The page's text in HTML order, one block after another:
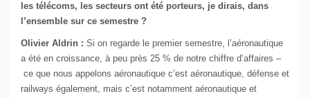
les télécoms, les secteurs ont été porteurs, je dirais, dans
l’ensemble sur ce semestre ?
Olivier Aldrin : Si on regarde le premier semestre, l’aéronautique
a été en croissance, à peu près 25 % de notre chiffre d’affaires –
ce que nous appelons aéronautique c’est aéronautique, défense et
railways également, mais c’est notamment aéronautique et